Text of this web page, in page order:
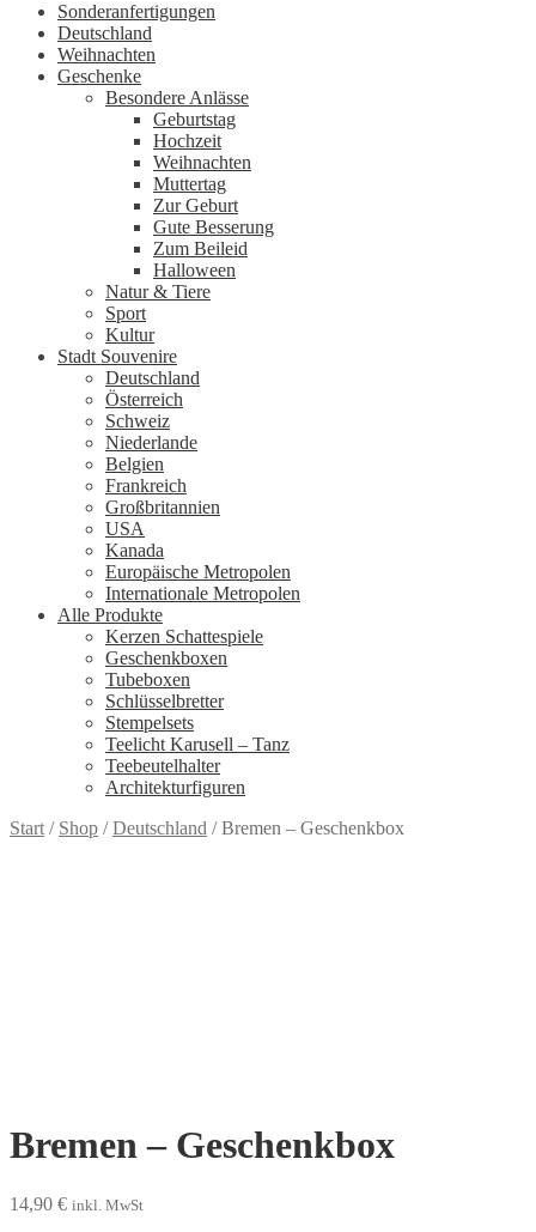
Sonderanfertigungen
Deutschland
Weihnachten
Geschenke
Besondere Anlässe
Geburtstag
Hochzeit
Weihnachten
Muttertag
Zur Geburt
Gute Besserung
Zum Beileid
Halloween
Natur & Tiere
Sport
Kultur
Stadt Souvenire
Deutschland
Österreich
Schweiz
Niederlande
Belgien
Frankreich
Großbritannien
USA
Kanada
Europäische Metropolen
Internationale Metropolen
Alle Produkte
Kerzen Schattespiele
Geschenkboxen
Tubeboxen
Schlüsselbretter
Stempelsets
Teelicht Karusell – Tanz
Teebeutelhalter
Architekturfiguren
Start / Shop /Deutschland /Bremen – Geschenkbox
Bremen – Geschenkbox
14,90 € inkl. MwSt